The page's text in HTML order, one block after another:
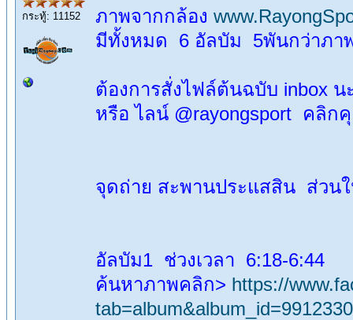
กระทู้: 11152 ภาพจากกล้อง
มีทั้งหมด 6 อัลบัม 5พันกว่าภา
ต้องการสั่งไฟล์ต้นฉบับ inbox
หรือ ไลน์ @rayongsport คลิก
จุดถ่าย สะพานประแสสิน ส่วน
อัลบัม1 ช่วงเวลา 6:18-6:44
ค้นหาภาพคลิก> https://